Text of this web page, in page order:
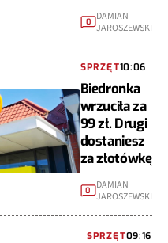
0
DAMIAN
JAROSZEWSKI
SPRZĘT10:06
Biedronka
wrzuciła za
99 zł. Drugi
dostaniesz
za złotówkę
0 DAMIAN
JAROSZEWSKI
SPRZĘT09:16